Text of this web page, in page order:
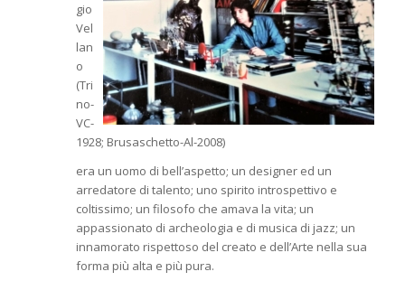
gio
Vel
lan
o
(Tri
no-
VC-
1928; Brusaschetto-Al-2008)
era un uomo di bell’aspetto; un designer ed un
arredatore di talento; uno spirito introspettivo e
coltissimo; un filosofo che amava la vita; un
appassionato di archeologia e di musica di jazz; un
innamorato rispettoso del creato e dell’Arte nella sua
forma più alta e più pura.